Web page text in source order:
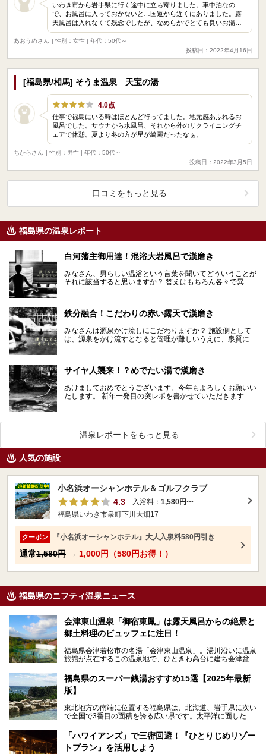
いわき市から岩手県に行く途中に立ち寄りました。車中泊なの
で、お風呂に入っておかないと…国道から近くにありました。露
天風呂は入れなくて残念でしたが、なめらかでとても良いお湯…
あおうめさん
| 性別：女性 | 年代：50代～
投稿日：2022年4月16日
[福島県/相馬] そうま温泉 天宝の湯
4.0点
仕事で福島にいる時はほとんど行ってました。地元感あふれるお
風呂でした。サウナから水風呂、それから外のリクライニングチ
ェアで休憩。夏より冬の方が星が綺麗だったなぁ。
ちからさん
| 性別：男性 | 年代：50代～
投稿日：2022年3月5日
口コミをもっと見る
福島県の温泉レポート
白河藩主御用達！混浴大岩風呂で漢磨き
みなさん、男らしい温浴という言葉を聞いてどういうことが
それに該当すると思いますか？ 答えはもちろん各々で異な
鉄分融合！こだわりの赤い露天で漢磨き
みなさんは源泉かけ流しにこだわりますか？ 施設側として
は、源泉をかけ流すとなると管理が難しいうえに、泉質によ
サイヤ人襲来！？めでたい湯で漢磨き
あけましておめでとうございます。今年もよろしくお願いい
たします。 新年一発目の突レポを書かせていただきます。
温泉レポートをもっと見る
人気の施設
小名浜オーシャンホテル＆ゴルフクラブ
4.3
入浴料： 1,580円〜
福島県いわき市泉町下川大畑17
クーポン 『小名浜オーシャンホテル』大人入泉料580円引き
通常1,580円 → 1,000円（580円お得！）
福島県のニフティ温泉ニュース
会津東山温泉「御宿東鳳」は露天風呂からの絶景と
郷土料理のビュッフェに注目！
福島県会津若松市の名湯「会津東山温泉」。湯川沿いに温泉
旅館が点在するこの温泉地で、ひときわ高台に建ち会津盆地
ELS & RESORTSの「御宿東鳳」です。
大浴場は「宙の湯」「棚雲の湯」の2つ。いずれも素晴らし
の郷土料理など夕朝食の美味しさも評判。人気のこのお宿の
過ごし方を徹底紹介いたします。
───
提供元：オリックス・ホテルマネジメント株式会社【PR】
この記事は会津東山温泉 御宿東鳳のPR記事です。
福島県のスーパー銭湯おすすめ15選【2025年最新
版】
東北地方の南端に位置する福島県は、北海道、岩手県に次い
で全国で3番目の面積を誇る広い県です。太平洋に面した
る「中通り」、磐梯山や猪苗代湖、五色沼、尾瀬湿原などが
ある「会津地方」まで、変化に富んだ自然を楽しめるのが魅
力です。
「ハワイアンズ」で三密回避！『ひとりじめリゾー
トプラン』を活用しよう